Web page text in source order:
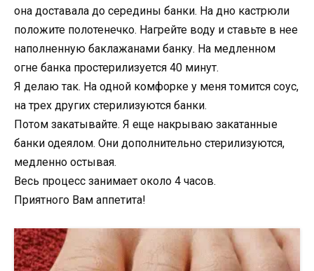
она доставала до середины банки. На дно кастрюли
положите полотенечко. Нагрейте воду и ставьте в нее
наполненную баклажанами банку. На медленном
огне банка простерилизуется 40 минут.
Я делаю так. На одной комфорке у меня томится соус,
на трех других стерилизуются банки.
Потом закатывайте. Я еще накрываю закатанные
банки одеялом. Они дополнительно стерилизуются,
медленно остывая.
Весь процесс занимает около 4 часов.
Приятного Вам аппетита!